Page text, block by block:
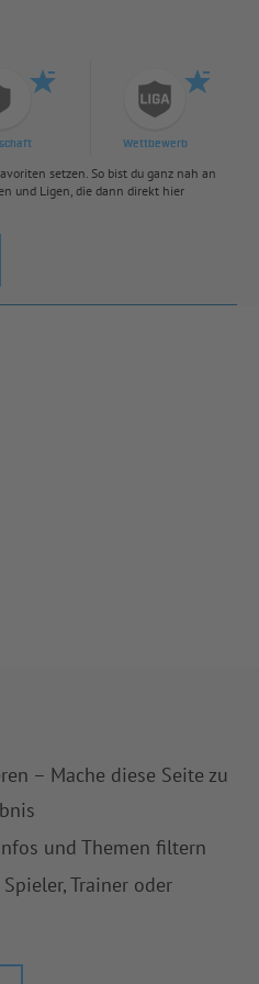
Wettbewerb
setzen. So bist du ganz nah an
und Ligen, die dann direkt hier
– Mache diese Seite zu
und Themen filtern
Trainer oder